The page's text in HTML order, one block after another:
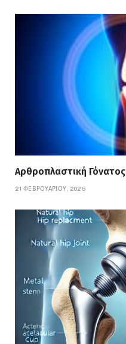
Αρθροπλαστική Γόνατος
21 ΦΕΒΡΟΥΑΡΊΟΥ, 2025